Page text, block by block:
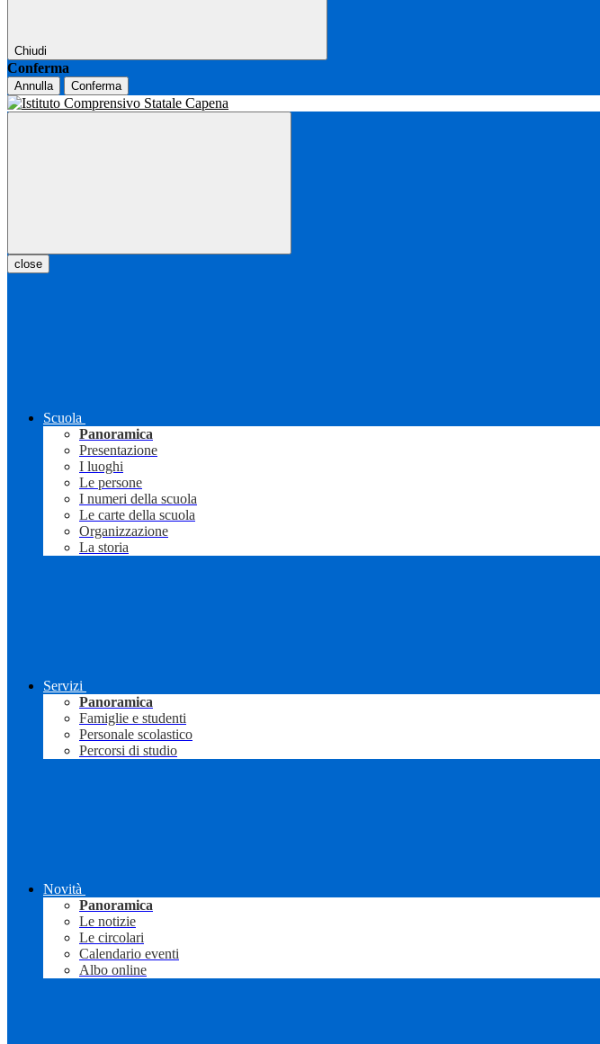
Chiudi
Conferma
Annulla Conferma
close
Scuola
Panoramica
Presentazione
I luoghi
Le persone
I numeri della scuola
Le carte della scuola
Organizzazione
La storia
Servizi
Panoramica
Famiglie e studenti
Personale scolastico
Percorsi di studio
Novità
Panoramica
Le notizie
Le circolari
Calendario eventi
Albo online